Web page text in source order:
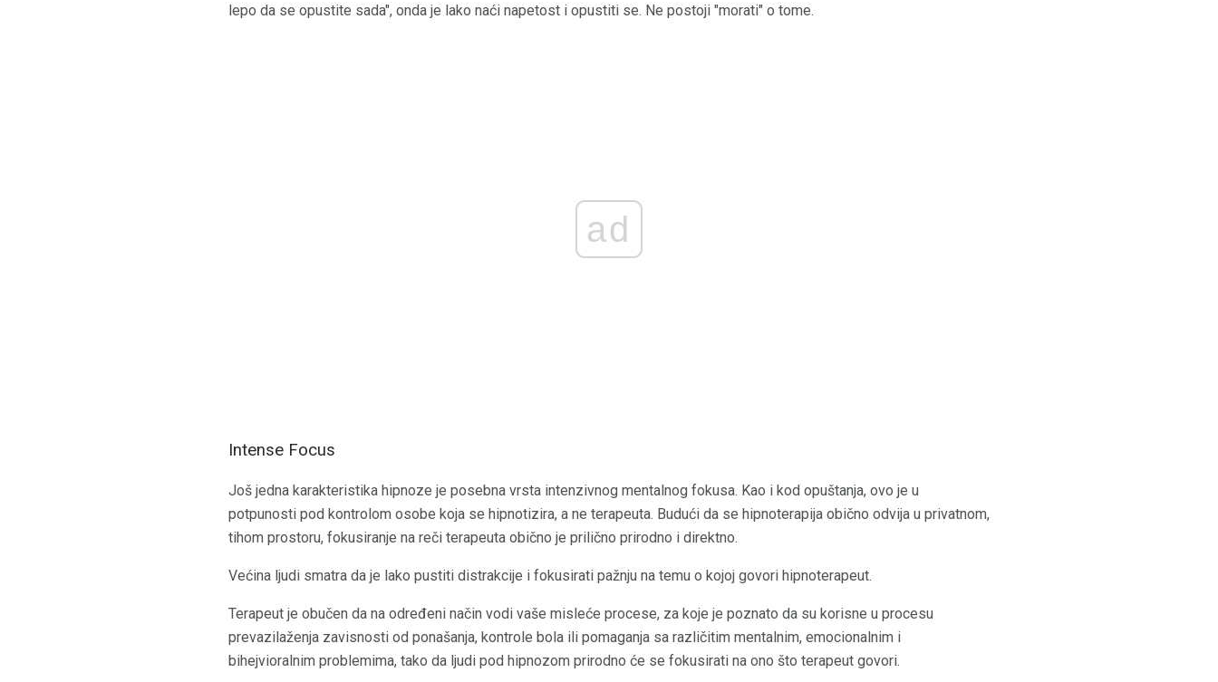
lepo da se opustite sada", onda je lako naći napetost i opustiti se. Ne postoji "morati" o tome.
ad
Intense Focus
Još jedna karakteristika hipnoze je posebna vrsta intenzivnog mentalnog fokusa. Kao i kod opuštanja, ovo je u
potpunosti pod kontrolom osobe koja se hipnotizira, a ne terapeuta. Budući da se hipnoterapija obično odvija u privatnom,
tihom prostoru, fokusiranje na reči terapeuta obično je prilično prirodno i direktno.
Većina ljudi smatra da je lako pustiti distrakcije i fokusirati pažnju na temu o kojoj govori hipnoterapeut.
Terapeut je obučen da na određeni način vodi vaše misleće procese, za koje je poznato da su korisne u procesu
prevazilaženja zavisnosti od ponašanja, kontrole bola ili pomaganja sa različitim mentalnim, emocionalnim i
bihejvioralnim problemima, tako da ljudi pod hipnozom prirodno će se fokusirati na ono što terapeut govori.